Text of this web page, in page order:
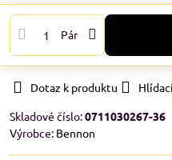
Pár
Dotaz k produktu
Skladové číslo:0711030267-36
Výrobce: Bennon